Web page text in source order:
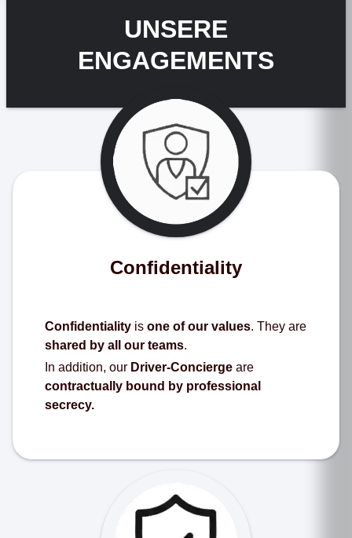
UNSERE
ENGAGEMENTS
Confidentiality
Confidentiality is one of our values. They are
shared by all our teams.
In addition, our Driver-Concierge are
contractually bound by professional
secrecy.